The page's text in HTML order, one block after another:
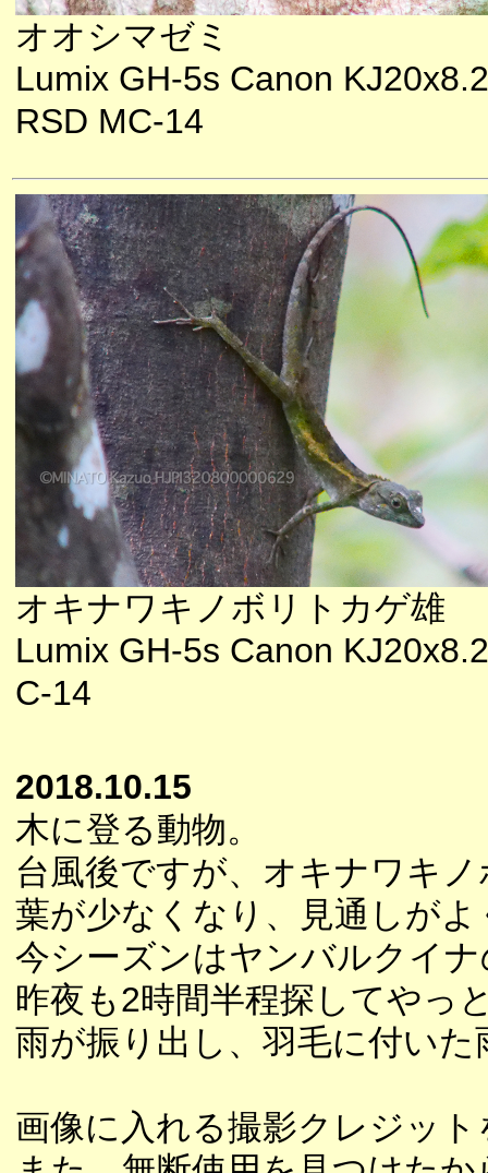
オオシマゼミ
Lumix GH-5s Canon
RSD MC-14
オキナワキノボリトカゲ雄
Lumix GH-5s Canon
C-14
2018.10.15
木に登る動物。
台風後ですが、オキナワキ
葉が少なくなり、見通しが
今シーズンはヤンバルクイ
昨夜も2時間半程探してやっ
雨が振り出し、羽毛に付い
画像に入れる撮影クレジッ